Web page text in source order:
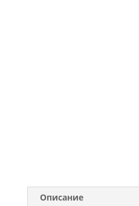
Описание